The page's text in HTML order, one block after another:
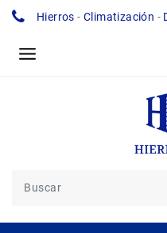
Hierros -Climatización -